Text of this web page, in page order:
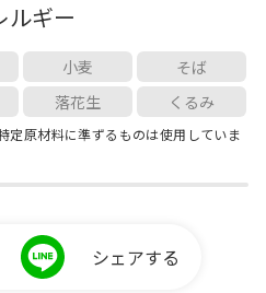
ルギー
小麦
そば
落花生 くるみ
原材料に準ずるものは使用していま
シェアする